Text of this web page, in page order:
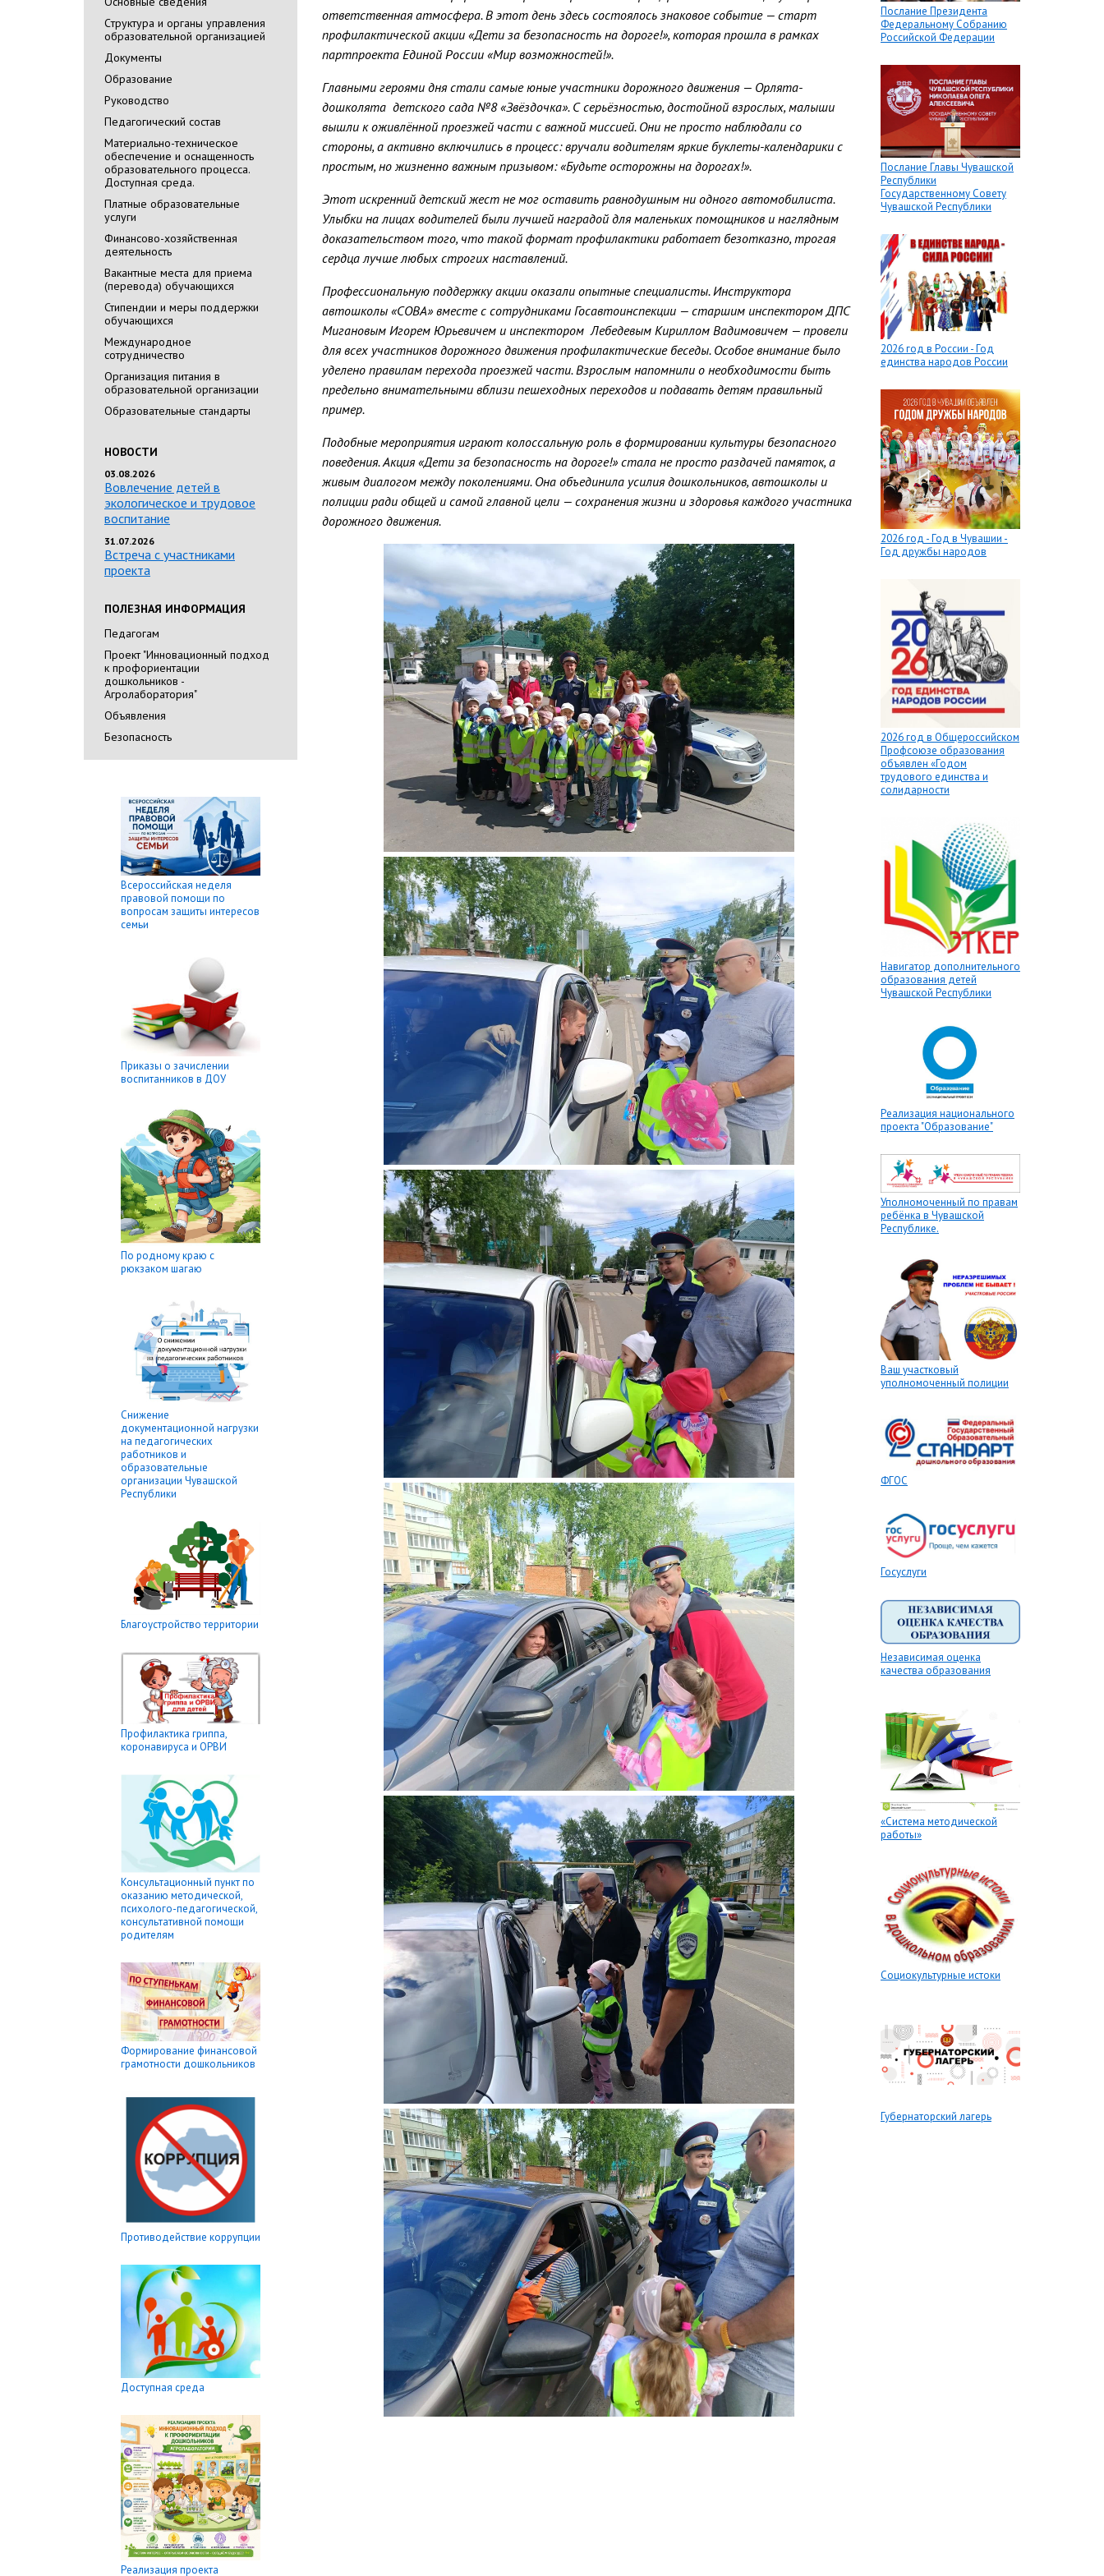
Cтруктура и органы управления
образовательной организацией
Документы
Образование
Руководство
Педагогический состав
Материально-техническое
обеспечение и оснащенность
образовательного процесса.
Доступная среда.
Платные образовательные
услуги
Финансово-хозяйственная
деятельность
Вакантные места для приема
(перевода) обучающихся
Стипендии и меры поддержки
обучающихся
Международное
сотрудничество
Организация питания в
образовательной организации
Образовательные стандарты
НОВОСТИ
03.08.2026
Вовлечение детей в
экологическое и трудовое
воспитание
31.07.2026
Встреча с участниками
проекта
ПОЛЕЗНАЯ ИНФОРМАЦИЯ
Педагогам
Проект "Инновационный подход
к профориентации
дошкольников -
Агролаборатория"
Объявления
Безопасность
Всероссийская неделя
правовой помощи по
вопросам защиты интересов
семьи
Приказы о зачислении
воспитанников в ДОУ
По родному краю с
рюкзаком шагаю
Снижение
документационной нагрузки
на педагогических
работников и
образовательные
организации Чувашской
Республики
Благоустройство территории
Профилактика гриппа,
коронавируса и ОРВИ
Консультационный пункт по
оказанию методической,
психолого-педагогической,
консультативной помощи
родителям
Формирование финансовой
грамотности дошкольников
Противодействие коррупции
Доступная среда
Реализация проекта
ответственная атмосфера. В этот день здесь состоялось знаковое событие — старт
профилактической акции «Дети за безопасность на дороге!», которая прошла в рамках
партпроекта Единой России «Мир возможностей!».
Главными героями дня стали самые юные участники дорожного движения — Орлята-
дошколята детского сада №8 «Звёздочка». С серьёзностью, достойной взрослых, малыши
вышли к оживлённой проезжей части с важной миссией. Они не просто наблюдали со
стороны, а активно включились в процесс: вручали водителям яркие буклеты-календарики с
простым, но жизненно важным призывом: «Будьте осторожны на дорогах!».
Этот искренний детский жест не мог оставить равнодушным ни одного автомобилиста.
Улыбки на лицах водителей были лучшей наградой для маленьких помощников и наглядным
доказательством того, что такой формат профилактики работает безотказно, трогая
сердца лучше любых строгих наставлений.
Профессиональную поддержку акции оказали опытные специалисты. Инструктора
автошколы «СОВА» вместе с сотрудниками Госавтоинспекции — старшим инспектором ДПС
Мигановым Игорем Юрьевичем и инспектором Лебедевым Кириллом Вадимовичем — провели
для всех участников дорожного движения профилактические беседы. Особое внимание было
уделено правилам перехода проезжей части. Взрослым напомнили о необходимости быть
предельно внимательными вблизи пешеходных переходов и подавать детям правильный
пример.
Подобные мероприятия играют колоссальную роль в формировании культуры безопасного
поведения. Акция «Дети за безопасность на дороге!» стала не просто раздачей памяток, а
живым диалогом между поколениями. Она объединила усилия дошкольников, автошколы и
полиции ради общей и самой главной цели — сохранения жизни и здоровья каждого участника
дорожного движения.
Послание Президента
Федеральному Собранию
Российской Федерации
Послание Главы Чувашской
Республики
Государственному Совету
Чувашской Республики
2026 год в России - Год
единства народов России
2026 год - Год в Чувашии -
Год дружбы народов
2026 год в Общероссийском
Профсоюзе образования
объявлен «Годом
трудового единства и
солидарности
Навигатор дополнительного
образования детей
Чувашской Республики
Реализация национального
проекта "Образование"
Уполномоченный по правам
ребёнка в Чувашской
Республике.
Ваш участковый
уполномоченный полиции
ФГОС
Госуслуги
Независимая оценка
качества образования
«Система методической
работы»
Социокультурные истоки
Губернаторский лагерь